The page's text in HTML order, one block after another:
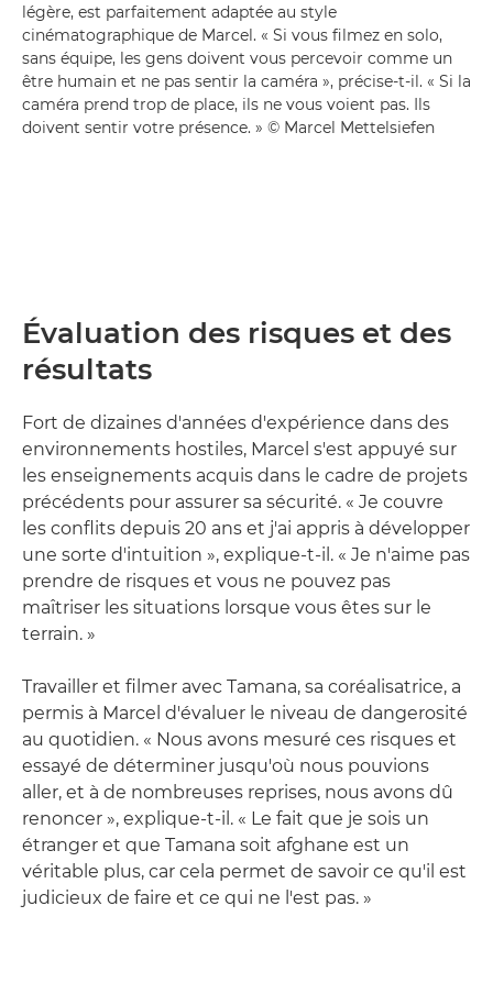
légère, est parfaitement adaptée au style
cinématographique de Marcel. « Si vous filmez en solo,
sans équipe, les gens doivent vous percevoir comme un
être humain et ne pas sentir la caméra », précise-t-il. « Si la
caméra prend trop de place, ils ne vous voient pas. Ils
doivent sentir votre présence. » © Marcel Mettelsiefen
Évaluation des risques et des
résultats
Fort de dizaines d'années d'expérience dans des
environnements hostiles, Marcel s'est appuyé sur
les enseignements acquis dans le cadre de projets
précédents pour assurer sa sécurité. « Je couvre
les conflits depuis 20 ans et j'ai appris à développer
une sorte d'intuition », explique-t-il. « Je n'aime pas
prendre de risques et vous ne pouvez pas
maîtriser les situations lorsque vous êtes sur le
terrain. »
Travailler et filmer avec Tamana, sa coréalisatrice, a
permis à Marcel d'évaluer le niveau de dangerosité
au quotidien. « Nous avons mesuré ces risques et
essayé de déterminer jusqu'où nous pouvions
aller, et à de nombreuses reprises, nous avons dû
renoncer », explique-t-il. « Le fait que je sois un
étranger et que Tamana soit afghane est un
véritable plus, car cela permet de savoir ce qu'il est
judicieux de faire et ce qui ne l'est pas. »